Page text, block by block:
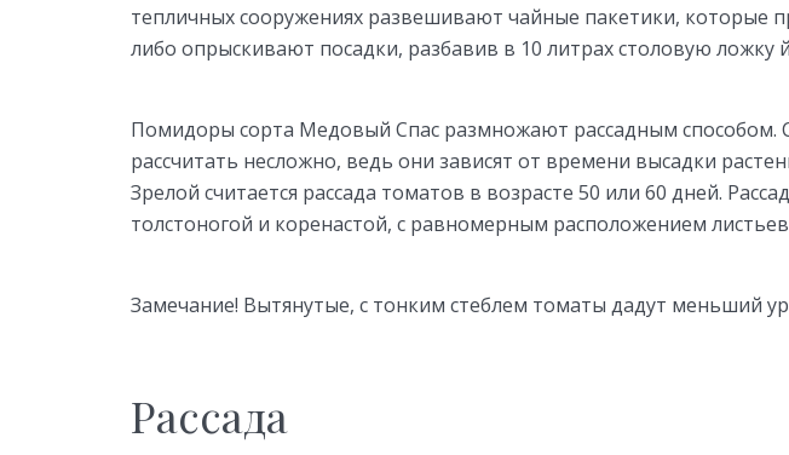
тепличных сооружениях развешивают чайные пакетики, которые
либо опрыскивают посадки, разбавив в 10 литрах столовую ложку
Помидоры сорта Медовый Спас размножают рассадным способом.
рассчитать несложно, ведь они зависят от времени высадки
Зрелой считается рассада томатов в возрасте 50 или 60 дней.
толстоногой и коренастой, с равномерным расположением
Замечание! Вытянутые, с тонким стеблем томаты дадут меньший
Рассада